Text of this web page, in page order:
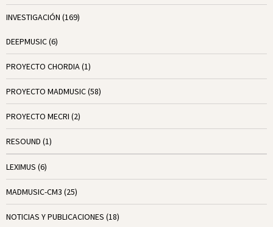
INVESTIGACIÓN (169)
DEEPMUSIC(6)
PROYECTO CHORDIA(1)
PROYECTO MADMUSIC(58)
PROYECTO MECRI (2)
RESOUND (1)
LEXIMUS (6)
MADMUSIC-CM3 (25)
NOTICIAS Y PUBLICACIONES (18)